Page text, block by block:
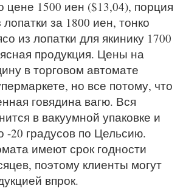
цене 1500 иен ($13,04), порция
за 1800 иен, тонко
из лопатки для якинику 1700
продукция. Цены на
в торговом автомате
но все потому, что
говядина вагю. Вся
в вакуумной упаковке и
20 градусов по Цельсию.
имеют срок годности
поэтому клиенты могут
впрок.